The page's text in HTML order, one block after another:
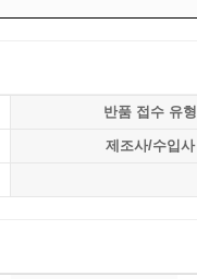
반품 접수 유형
제조사/수입사